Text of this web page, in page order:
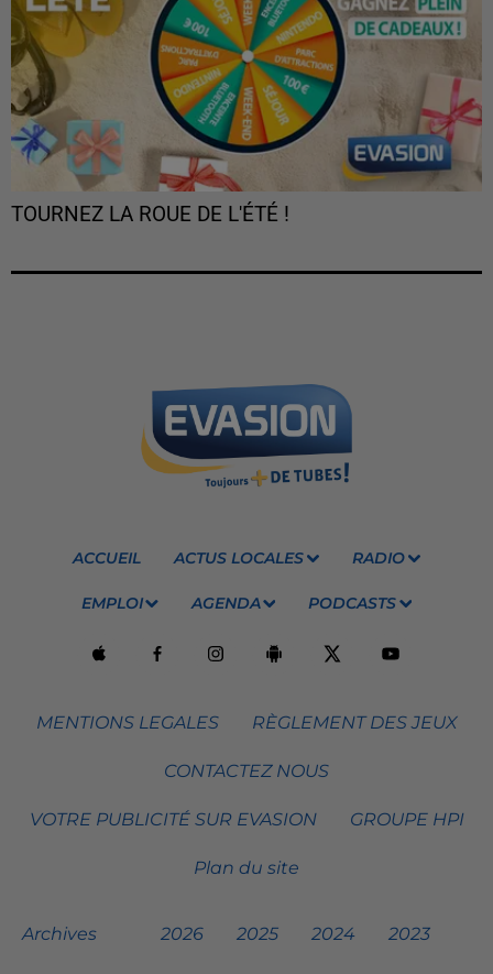
TOURNEZ LA ROUE DE L'ÉTÉ !
ACCUEIL ACTUS LOCALES RADIO
EMPLOI AGENDA PODCASTS
MENTIONS LEGALES RÈGLEMENT DES JEUX
CONTACTEZ NOUS
VOTRE PUBLICITÉ SUR EVASION GROUPE HPI
Plan du site
Archives 2026 2025 2024 2023